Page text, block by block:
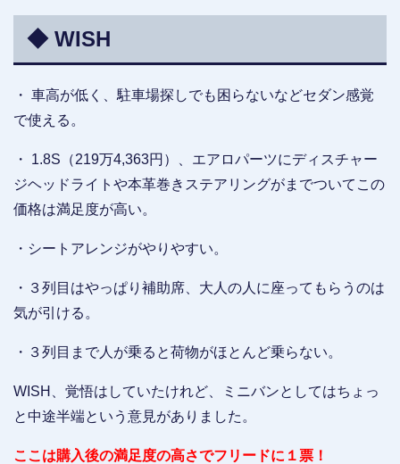
◆ WISH
・ 車高が低く、駐車場探しでも困らないなどセダン感覚
で使える。
・ 1.8S（219万4,363円）、エアロパーツにディスチャー
ジヘッドライトや本革巻きステアリングがまでついてこの
価格は満足度が高い。
・シートアレンジがやりやすい。
・３列目はやっぱり補助席、大人の人に座ってもらうのは
気が引ける。
・３列目まで人が乗ると荷物がほとんど乗らない。
WISH、覚悟はしていたけれど、ミニバンとしてはちょっ
と中途半端という意見がありました。
ここは購入後の満足度の高さでフリードに１票！